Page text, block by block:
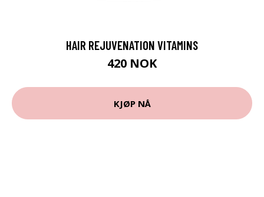
HAIR REJUVENATION VITAMINS
420 NOK
KJØP NÅ